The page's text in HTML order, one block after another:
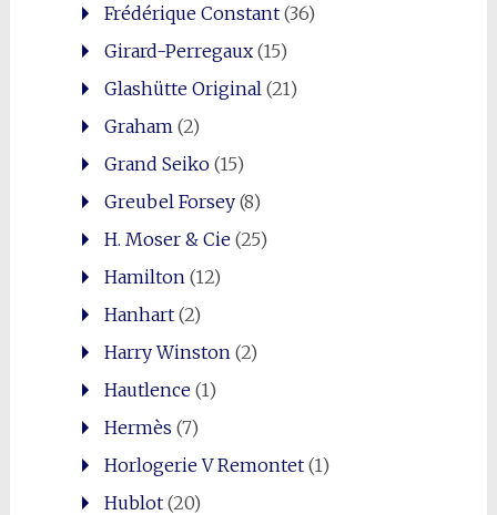
Frédérique Constant(36)
Girard-Perregaux(15)
Glashütte Original (21)
Graham (2)
Grand Seiko(15)
Greubel Forsey(8)
H. Moser & Cie(25)
Hamilton (12)
Hanhart(2)
Harry Winston (2)
Hautlence(1)
Hermès (7)
Horlogerie V Remontet(1)
Hublot(20)